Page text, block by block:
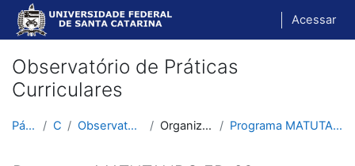
Ir para o conteúdo principal
Acessar
Observatório de Práticas
Curriculares
Página inicial Cursos Observatório de Práticas Curriculares Organização Escolar e Didática Programa MATUTANDO EP. 62 - EDUCAÇÃO BRASILEIRA - ...